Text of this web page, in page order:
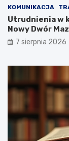
KOMUNIKACJA
Utrudnienia w
Nowy Dwór
7 sierpnia 2026